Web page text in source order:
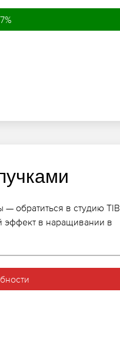
обратиться в студию
эффект в наращивании в